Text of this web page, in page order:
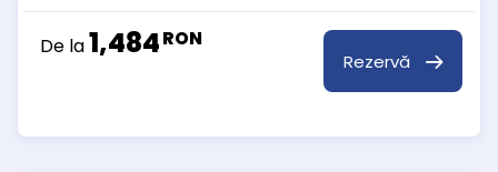
De la1,484RON
Rezervă